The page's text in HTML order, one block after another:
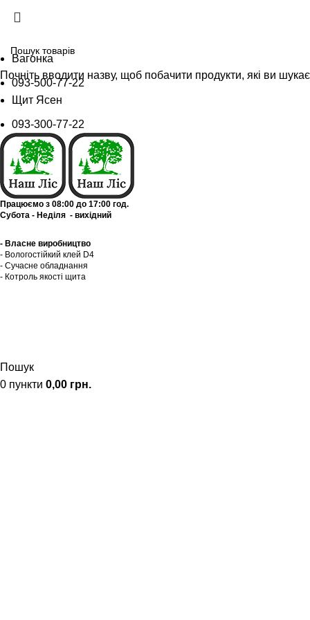
Вагонка
093-500-77-22
Щит Ясен
093-300-77-22
Працюємо з 08:00 до 17:00 год.
Субота - Неділя - вихідний
- Власне виробництво
- Вологостійкий клей D4
- Сучасне обладнання
- Котроль якоcті щита
Пошук
0 пункти 0,00 грн.
Почніть вводити назву, щоб побачити продукти, які ви